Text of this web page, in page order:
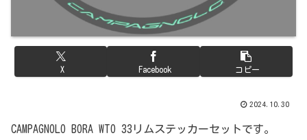
X Facebook コピー
2024.10.30
CAMPAGNOLO BORA WTO 33リムステッカーセットです。